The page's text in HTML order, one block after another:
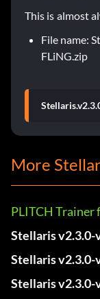
This is almost
File name:
FLiNG.zip
More
PLITCH Trainer
Stellaris v2.3.0-
Stellaris v2.3.0-
Stellaris v2.3.0-